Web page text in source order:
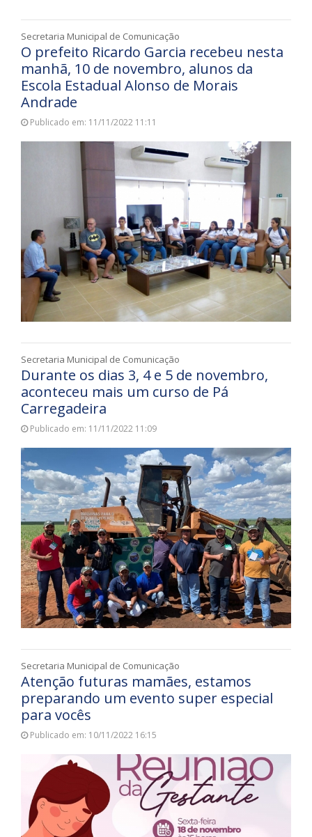
Secretaria Municipal de Comunicação
O prefeito Ricardo Garcia recebeu nesta
manhã, 10 de novembro, alunos da
Escola Estadual Alonso de Morais
Andrade
Publicado em: 11/11/2022 11:11
Secretaria Municipal de Comunicação
Durante os dias 3, 4 e 5 de novembro,
aconteceu mais um curso de Pá
Carregadeira
Publicado em: 11/11/2022 11:09
Secretaria Municipal de Comunicação
Atenção futuras mamães, estamos
preparando um evento super especial
para vocês
Publicado em: 10/11/2022 16:15